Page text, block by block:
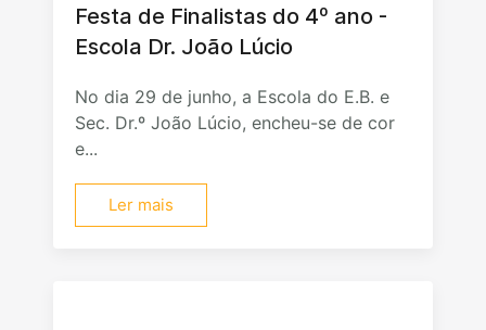
Festa de Finalistas do 4º ano -
Escola Dr. João Lúcio
No dia 29 de junho, a Escola do E.B. e
Sec. Dr.º João Lúcio, encheu-se de cor
e...
Ler mais